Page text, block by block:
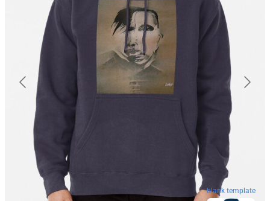
blank template